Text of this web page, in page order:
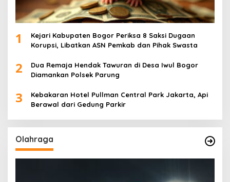
1
Kejari Kabupaten Bogor Periksa 8 Saksi Dugaan
Korupsi, Libatkan ASN Pemkab dan Pihak Swasta
2
Dua Remaja Hendak Tawuran di Desa Iwul Bogor
Diamankan Polsek Parung
3
Kebakaran Hotel Pullman Central Park Jakarta, Api
Berawal dari Gedung Parkir
Olahraga